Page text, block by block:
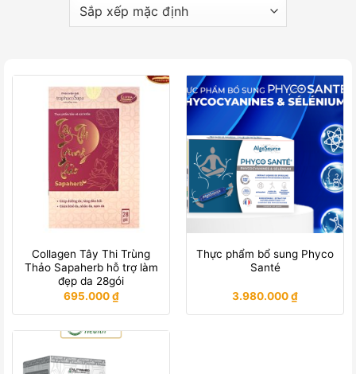
Collagen Tây Thi Trùng
Thảo Sapaherb hỗ trợ làm
đẹp da 28gói
695.000₫
Thực phẩm bổ sung Phyco
Santé
3.980.000₫